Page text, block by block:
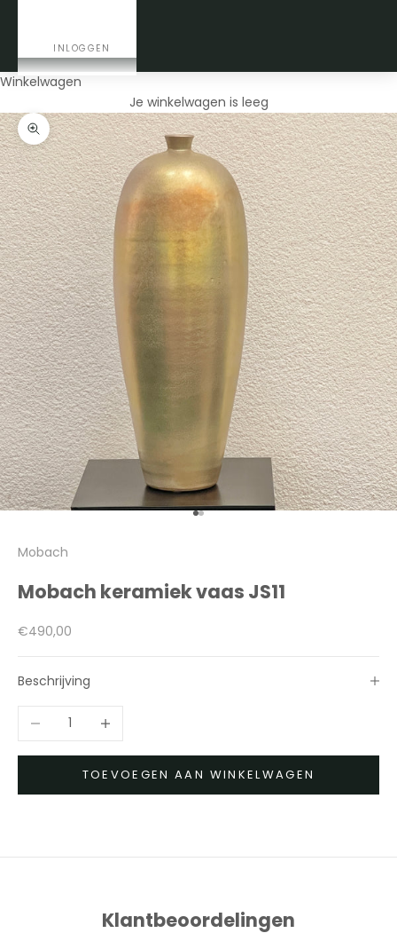
INLOGGEN
Winkelwagen
Je winkelwagen is leeg
In-/uitzoomen
Naar artikel 1
Naar artikel 2
Mobach
Mobach keramiek vaas JS11
Aanbiedingsprijs
€490,00
Beschrijving
Aantal verlagenAantal verhogen
TOEVOEGEN AAN WINKELWAGEN
Klantbeoordelingen